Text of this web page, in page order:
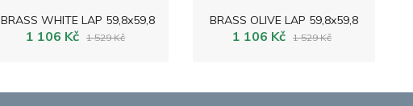
BRASS WHITE LAP 59,8x59,8
1 106 Kč 1 529 Kč
BRASS OLIVE LAP 59,8x59,8
1 106 Kč 1 529 Kč